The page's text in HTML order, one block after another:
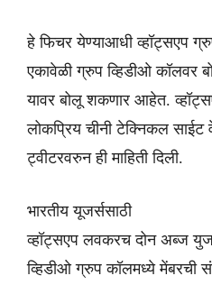
हे फिचर येण्याआधी व्हॉट्सएप
एकावेळी ग्रुप व्हिडीओ
यावर बोलू शकणार आहेत.
लोकप्रिय चीनी टेक्निकल साईट
ट्वीटरवरुन ही माहिती दिली.
भारतीय यूजर्ससाठी
व्हॉट्सएप लवकरच दोन अब्ज
व्हिडीओ ग्रुप कॉलमध्ये मेंबरची